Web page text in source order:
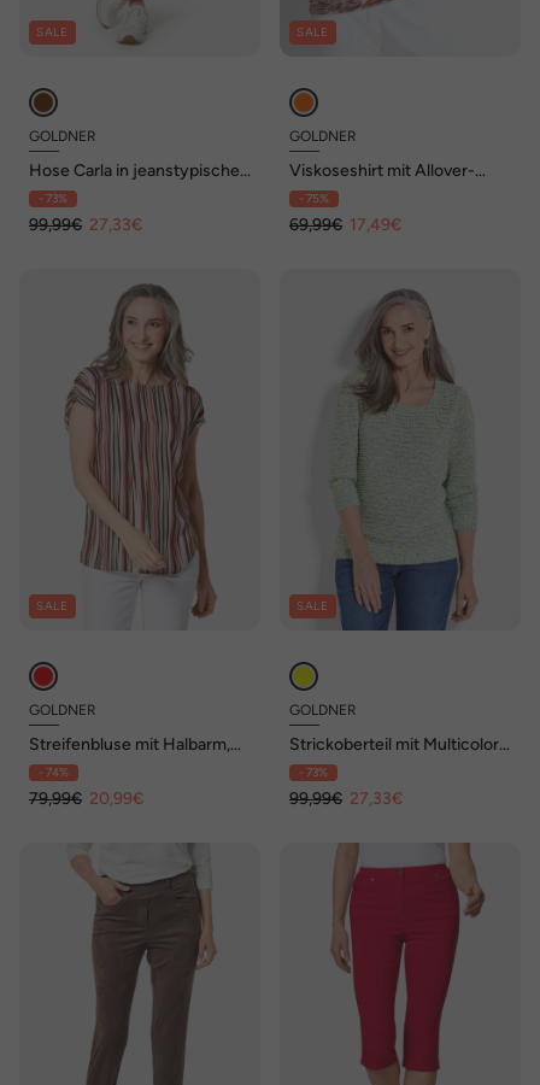
SALE
GOLDNER
Hose Carla in jeanstypischer
Form und trendstarker Farbe
- 73%
99,99€ 27,33€
SALE
GOLDNER
Viskoseshirt mit Allover-
Blumendruck
- 75%
69,99€ 17,49€
SALE
GOLDNER
Streifenbluse mit Halbarm,
überschnittene Schulter
- 74%
79,99€ 20,99€
SALE
GOLDNER
Strickoberteil mit Multicolor-
Effekt
- 73%
99,99€ 27,33€